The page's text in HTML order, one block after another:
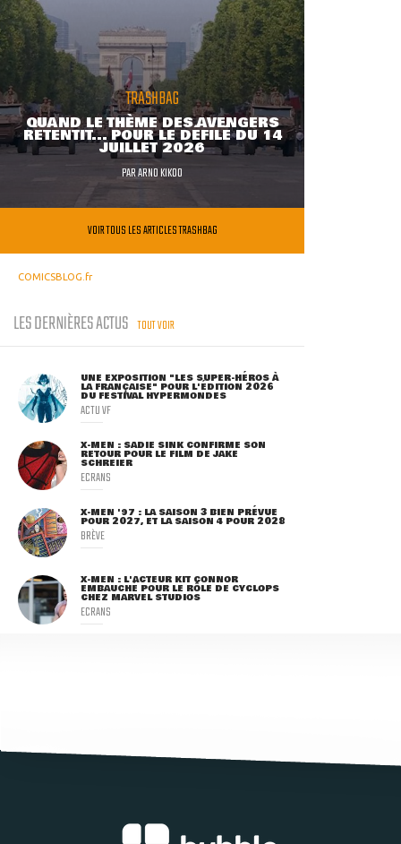
TRASHBAG
QUAND LE THÈME DES AVENGERS
RETENTIT... POUR LE DÉFILÉ DU 14
JUILLET 2026
PARARNO KIKOO
VOIR TOUS LES ARTICLES TRASHBAG
COMICSBLOG.fr
LES DERNIÈRES ACTUS TOUT VOIR
UNE EXPOSITION "LES SUPER-HÉROS À
LA FRANÇAISE" POUR L'ÉDITION 2026
DU FESTIVAL HYPERMONDES
ACTU VF
X-MEN : SADIE SINK CONFIRME SON
RETOUR POUR LE FILM DE JAKE
SCHREIER
ECRANS
X-MEN '97 : LA SAISON 3 BIEN PRÉVUE
POUR 2027, ET LA SAISON 4 POUR 2028
BRÈVE
X-MEN : L'ACTEUR KIT CONNOR
EMBAUCHÉ POUR LE RÔLE DE CYCLOPS
CHEZ MARVEL STUDIOS
ECRANS